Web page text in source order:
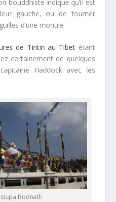
bouddhiste indique qu’il est
gauche, ou de tourner
d’une montre.
de Tintin au Tibet étant
certainement de quelques
Haddock avec les
stupa Bodnath